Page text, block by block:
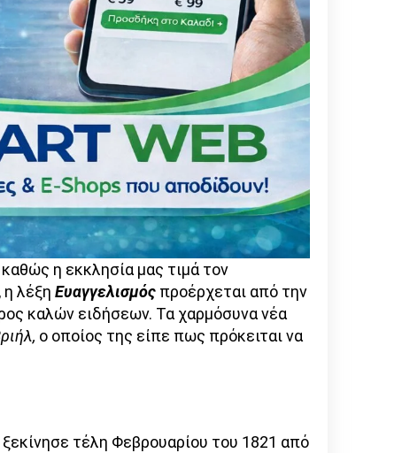
καθώς η εκκλησία μας τιμά τον
η λέξη Ευαγγελισμός προέρχεται από την
καλών ειδήσεων. Τα χαρμόσυνα νέα
ο οποίος της είπε πως πρόκειται να
τέλη Φεβρουαρίου του 1821 από